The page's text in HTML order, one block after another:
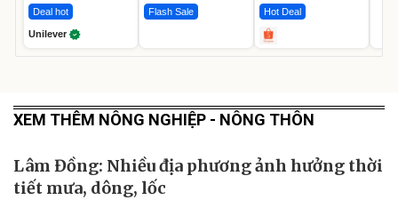
Deal hot
Unilever
Flash Sale Hot Deal
XEM THÊM NÔNG NGHIỆP - NÔNG THÔN
Lâm Đồng: Nhiều địa phương ảnh hưởng thời
tiết mưa, dông, lốc